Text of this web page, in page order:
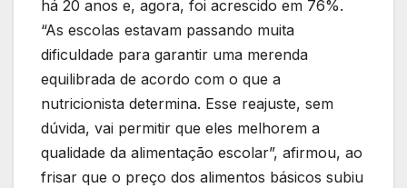
há 20 anos e, agora, foi acrescido em 76%.
“As escolas estavam passando muita
dificuldade para garantir uma merenda
equilibrada de acordo com o que a
nutricionista determina. Esse reajuste, sem
dúvida, vai permitir que eles melhorem a
qualidade da alimentação escolar”, afirmou, ao
frisar que o preço dos alimentos básicos subiu